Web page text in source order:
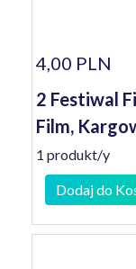
4,00 PLN
2 Festiwal
Film,
1 produkt/y
Dodaj do